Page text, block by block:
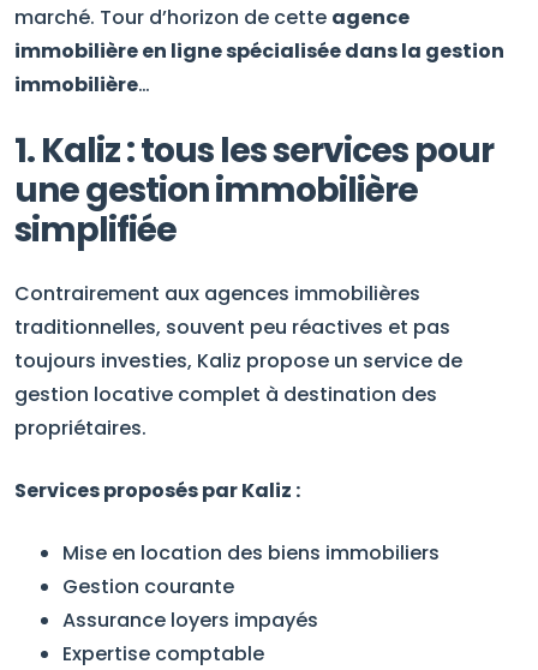
marché. Tour d’horizon de cette agence
immobilière en ligne spécialisée dans la gestion
immobilière…
1. Kaliz : tous les services pour
une gestion immobilière
simplifiée
Contrairement aux agences immobilières
traditionnelles, souvent peu réactives et pas
toujours investies, Kaliz propose un service de
gestion locative complet à destination des
propriétaires.
Services proposés par Kaliz :
Mise en location des biens immobiliers
Gestion courante
Assurance loyers impayés
Expertise comptable